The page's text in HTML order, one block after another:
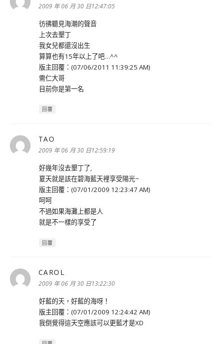
示:
2009 年 06 月 30 日12:47:05
彷彿聽見海潮的聲音
上次去墾丁
我女兒都還沒出生
算算也有15年以上了吧…^^
版主回覆：(07/06/2011 11:39:25 AM)
需仁大哥
目前你是第一名
回覆
TAO
示:
2009 年 06 月 30 日12:59:19
好幾年沒去墾丁了,
夏天就是該在碧海藍天裡享受陽光~
版主回覆：(07/01/2009 12:23:47 AM)
呵呵
不過如果海灘上都是人
就是不一樣的享受了
回覆
CAROL
示:
2009 年 06 月 30 日13:22:30
好藍的天，好藍的海呀！
版主回覆：(07/01/2009 12:24:42 AM)
我倒覺得這天空應該可以更藍才是XD